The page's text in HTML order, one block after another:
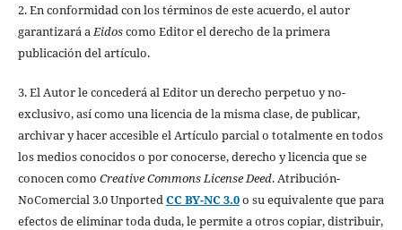
2. En conformidad con los términos de este acuerdo, el autor
garantizará aEidoscomo Editor el derecho de la primera
publicación del artículo.
3. El Autor le concederá al Editor un derecho perpetuo y no-
exclusivo, así como una licencia de la misma clase, de publicar,
archivar y hacer accesible el Artículo parcial o totalmente en todos
los medios conocidos o por conocerse, derecho y licencia que se
conocen como Creative Commons License Deed. Atribución-
NoComercial 3.0 UnportedCC BY-NC 3.0o su equivalente que para
efectos de eliminar toda duda, le permite a otros copiar, distribuir,